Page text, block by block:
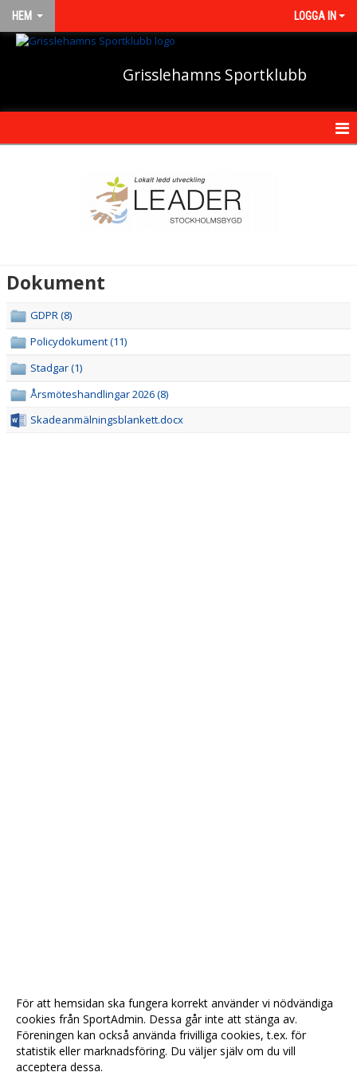
HEM LOGGA IN
Grisslehamns Sportklubb
DOKUMENT
GDPR
Dokument
GDPR (8)
Policydokument (11)
Stadgar (1)
Årsmöteshandlingar 2026 (8)
Skadeanmälningsblankett.docx
För att hemsidan ska fungera korrekt använder vi nödvändiga
cookies från SportAdmin. Dessa går inte att stänga av.
Föreningen kan också använda frivilliga cookies, t.ex. för
statistik eller marknadsföring. Du väljer själv om du vill
acceptera dessa.